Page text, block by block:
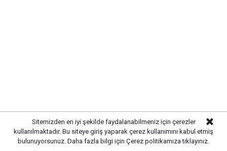
SIRADA YOL VE ÇEVRE
DÜZENLEMESİ VAR
Sitemizden en iyi şekilde faydalanabilmeniz için çerezler
kullanılmaktadır. Bu siteye giriş yaparak çerez kullanımını kabul etmiş
bulunuyorsunuz. Daha fazla bilgi için Çerez politikamıza tıklayınız.